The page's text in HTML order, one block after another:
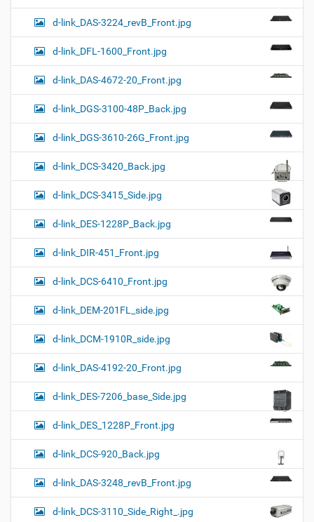
d-link_DAS-3224_revB_Front.jpg
d-link_DFL-1600_Front.jpg
d-link_DAS-4672-20_Front.jpg
d-link_DGS-3100-48P_Back.jpg
d-link_DGS-3610-26G_Front.jpg
d-link_DCS-3420_Back.jpg
d-link_DCS-3415_Side.jpg
d-link_DES-1228P_Back.jpg
d-link_DIR-451_Front.jpg
d-link_DCS-6410_Front.jpg
d-link_DEM-201FL_side.jpg
d-link_DCM-1910R_side.jpg
d-link_DAS-4192-20_Front.jpg
d-link_DES-7206_base_Side.jpg
d-link_DES_1228P_Front.jpg
d-link_DCS-920_Back.jpg
d-link_DAS-3248_revB_Front.jpg
d-link_DCS-3110_Side_Right_.jpg